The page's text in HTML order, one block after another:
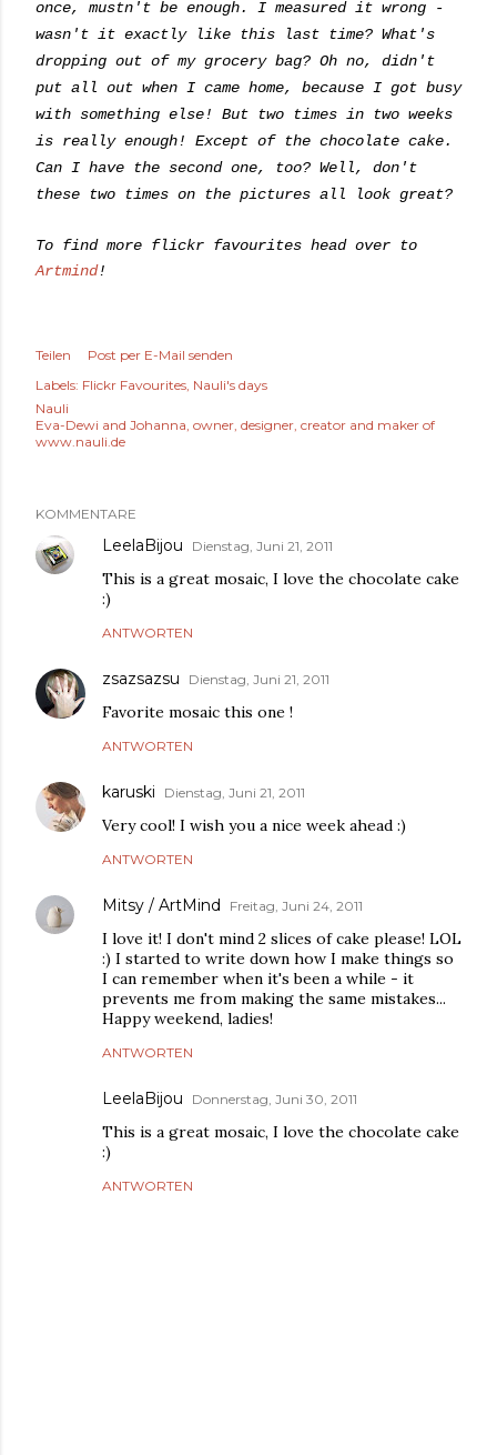
once, mustn't be enough. I measured it wrong -
wasn't it exactly like this last time? What's
dropping out of my grocery bag? Oh no, didn't
put all out when I came home, because I got busy
with something else! But two times in two weeks
is really enough! Except of the chocolate cake.
Can I have the second one, too? Well, don't
these two times on the pictures all look great?
To find more flickr favourites head over to
Artmind!
Teilen
Post per E-Mail senden
Labels: Flickr Favourites Nauli's days
Nauli
Eva-Dewi and Johanna, owner, designer, creator and maker of
www.nauli.de
KOMMENTARE
LeelaBijou Dienstag, Juni 21, 2011
This is a great mosaic, I love the chocolate cake
:)
ANTWORTEN
zsazsazsu Dienstag, Juni 21, 2011
Favorite mosaic this one !
ANTWORTEN
karuski Dienstag, Juni 21, 2011
Very cool! I wish you a nice week ahead :)
ANTWORTEN
Mitsy / ArtMind Freitag, Juni 24, 2011
I love it! I don't mind 2 slices of cake please! LOL
:) I started to write down how I make things so
I can remember when it's been a while - it
prevents me from making the same mistakes...
Happy weekend, ladies!
ANTWORTEN
LeelaBijou Donnerstag, Juni 30, 2011
This is a great mosaic, I love the chocolate cake
:)
ANTWORTEN